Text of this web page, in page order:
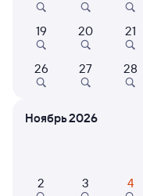
Выбор любимых
Подробные
СМС-
Оформление без
Частые вопросы
19 20 21
26 27 28
Ноябрь 2026
2 3 4